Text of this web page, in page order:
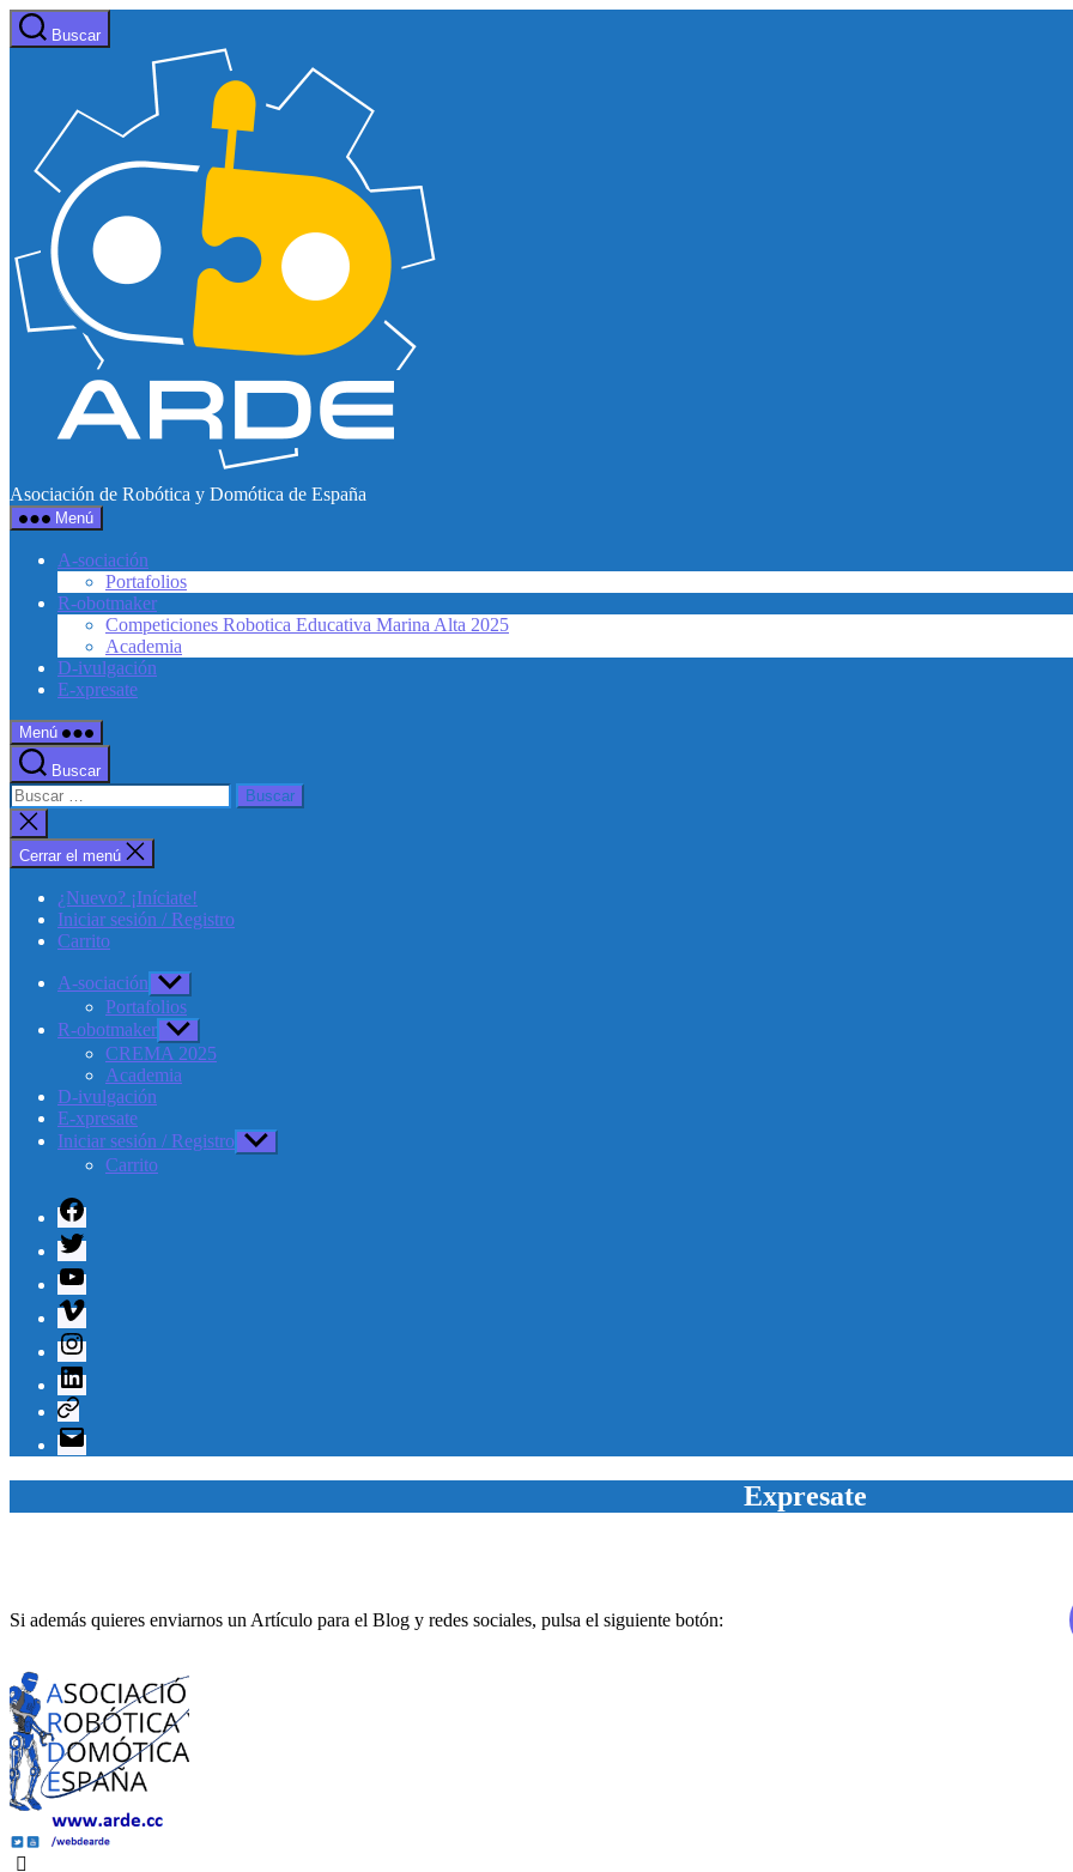
Saltar
al
Buscar
Asociación de Robótica y Domótica de España
Menú
A-sociación
Portafolios
R-obotmaker
Competiciones Robotica Educativa Marina Alta 2025
Academia
D-ivulgación
E-xpresate
Menú
Buscar
Buscar:
Cerrar
la
búsqueda
Cerrar el menú
¿Nuevo? ¡Iníciate!
Iniciar sesión / Registro
Carrito
A-sociación Mostrar
el
submenú
Portafolios
R-obotmaker Mostrar
el
submenú
CREMA 2025
Academia
D-ivulgación
E-xpresate
Iniciar sesión / Registro Mostrar
el
Carrito
Facebook
Twitter
Youtube
Vimeo
Instagram
Linkedin
Telegram
Correo
electrónico
Expresate
Si además quieres enviarnos un Artículo para el Blog y redes sociales, pulsa el siguiente botón: